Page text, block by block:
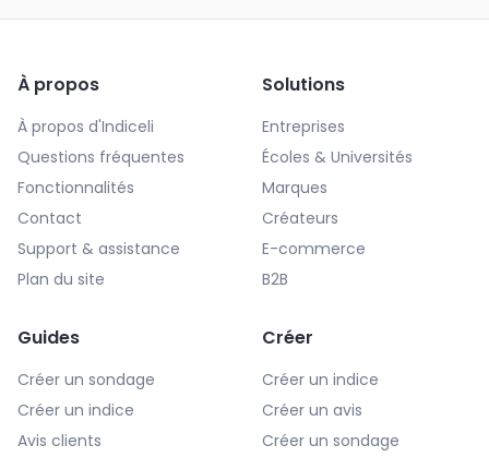
À propos
À propos d'Indiceli
Questions fréquentes
Fonctionnalités
Contact
Support & assistance
Plan du site
Solutions
Entreprises
Écoles & Universités
Marques
Créateurs
E-commerce
B2B
Guides
Créer un sondage
Créer un indice
Avis clients
Créer
Créer un indice
Créer un avis
Créer un sondage